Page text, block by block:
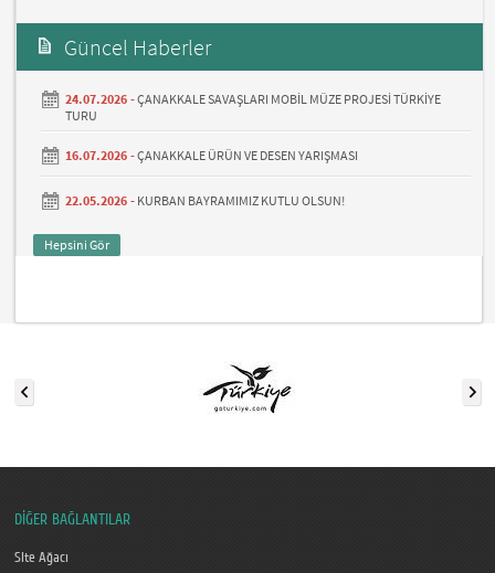
Güncel Haberler
24.07.2026 -ÇANAKKALE SAVAŞLARI MOBİL MÜZE PROJESİ TÜRKİYE
TURU
16.07.2026 -ÇANAKKALE ÜRÜN VE DESEN YARIŞMASI
22.05.2026 - KURBAN BAYRAMIMIZ KUTLU OLSUN!
Hepsini Gör
DİĞER BAĞLANTILAR
Site Ağacı